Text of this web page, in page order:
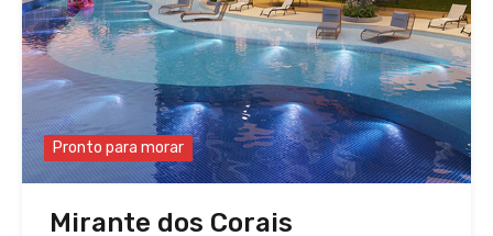
Pronto para morar
Mirante dos Corais